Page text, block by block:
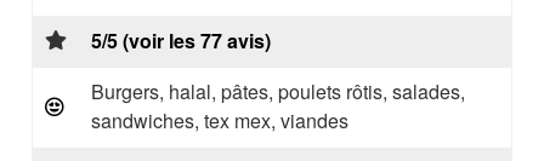
5/5 (voir les 77 avis)
Burgers, halal, pâtes, poulets rôtis, salades,
sandwiches, tex mex, viandes